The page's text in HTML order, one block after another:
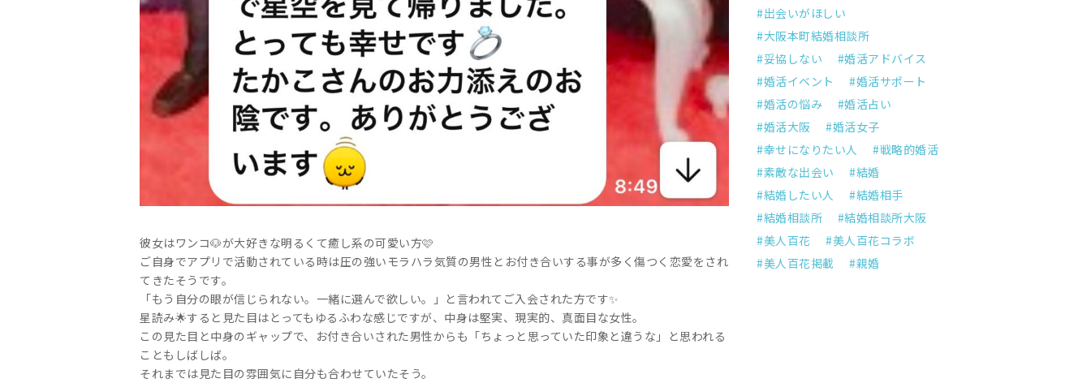
彼女はワンコ🐶が大好きな明るくて癒し系の可愛い方🩷
ご自身でアプリで活動されている時は圧の強いモラハラ気質の男性とお付き合いする事が多く傷つく恋愛をされ
てきたそうです。
「もう自分の眼が信じられない。一緒に選んで欲しい。」と言われてご入会された方です✨
星読み🌟すると見た目はとってもゆるふわな感じですが、中身は堅実、現実的、真面目な女性。
この見た目と中身のギャップで、お付き合いされた男性からも「ちょっと思っていた印象と違うな」と思われる
こともしばしば。
それまでは見た目の雰囲気に自分も合わせていたそう。
出会いがほしい
大阪本町結婚相談所
妥協しない
婚活アドバイス
婚活イベント
婚活サポート
婚活の悩み
婚活占い
婚活大阪
婚活女子
幸せになりたい人
戦略的婚活
素敵な出会い
結婚
結婚したい人
結婚相手
結婚相談所
結婚相談所大阪
美人百花
美人百花コラボ
美人百花掲載
親婚